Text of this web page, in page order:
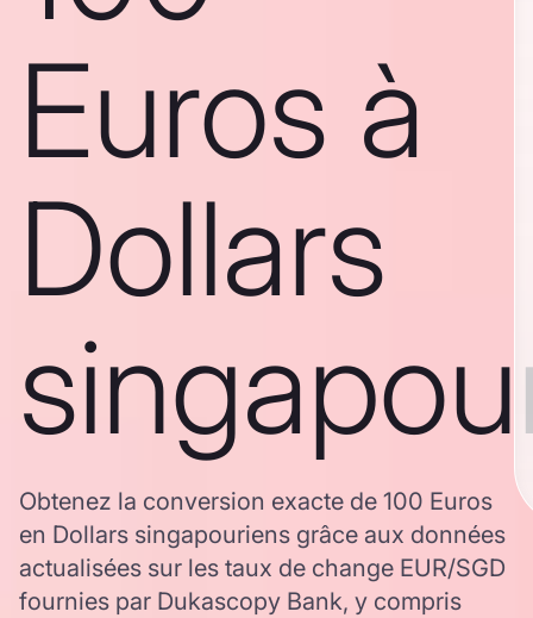
Euros à
Dollars
Obtenez la conversion exacte de 100 Euros
en Dollars singapouriens grâce aux données
actualisées sur les taux de change EUR/SGD
fournies par Dukascopy Bank, y compris